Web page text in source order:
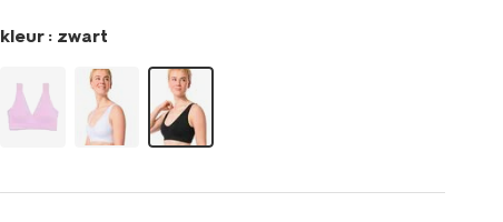
kleur : zwart